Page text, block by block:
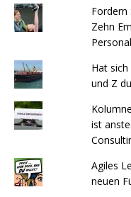
Fordern
Zehn
Hat
und Z
ist
Agiles
neuen